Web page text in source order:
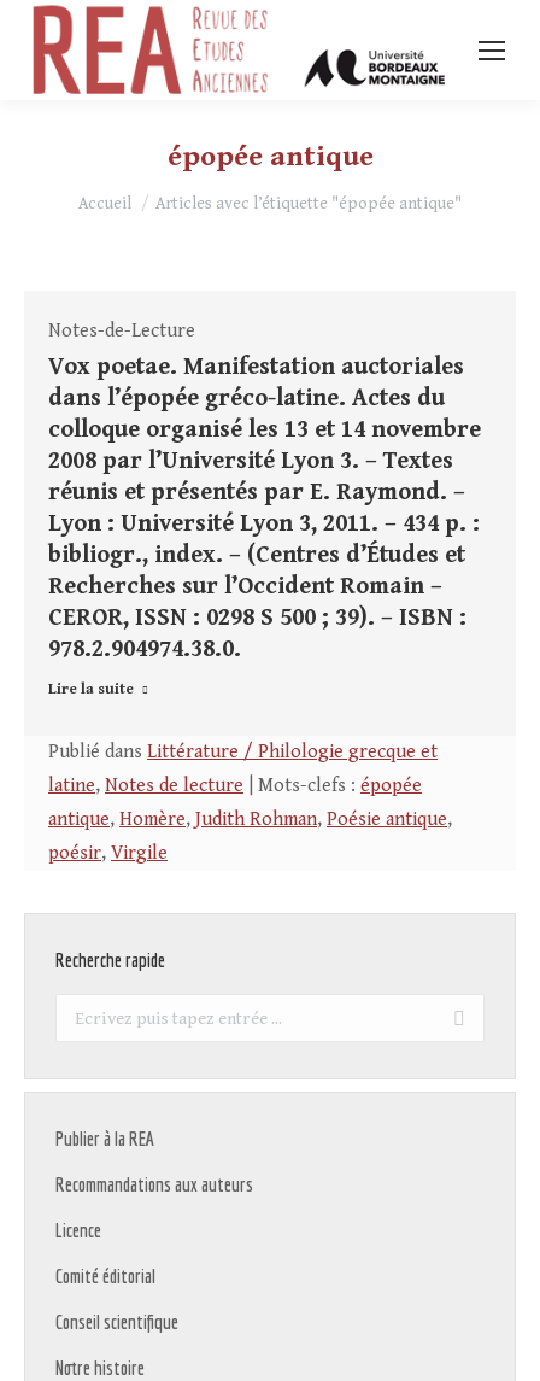
épopée antique
Vous êtes ici :
Accueil Articles avec l’étiquette "épopée antique"
Notes-de-Lecture
Vox poetae. Manifestation auctoriales
dans l’épopée gréco-latine. Actes du
colloque organisé les 13 et 14 novembre
2008 par l’Université Lyon 3. – Textes
réunis et présentés par E. Raymond. –
Lyon : Université Lyon 3, 2011. – 434 p. :
bibliogr., index. – (Centres d’Études et
Recherches sur l’Occident Romain –
CEROR, ISSN : 0298 S 500 ; 39). – ISBN :
978.2.904974.38.0.
Lire la suite
Publié dans Littérature / Philologie grecque et
latine, Notes de lecture | Mots-clefs : épopée
antique, Homère, Judith Rohman, Poésie antique,
poésir, Virgile
Recherche rapide
Recherche
Publier à la REA
Recommandations aux auteurs
Licence
Comité éditorial
Conseil scientifique
Notre histoire